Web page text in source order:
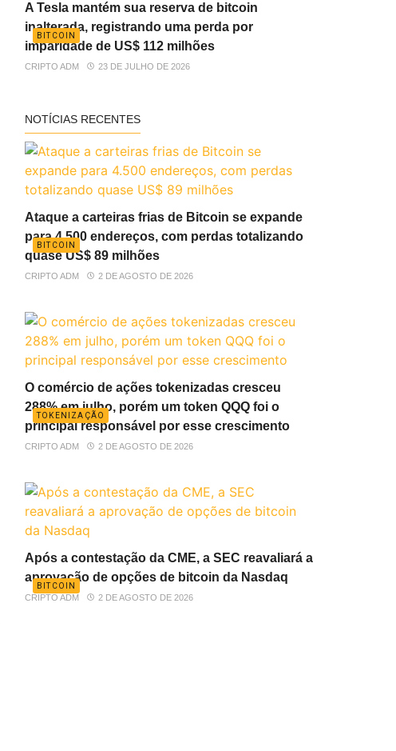
BITCOIN
A Tesla mantém sua reserva de bitcoin
inalterada, registrando uma perda por
imparidade de US$ 112 milhões
CRIPTO ADM 23 DE JULHO DE 2026
NOTÍCIAS RECENTES
BITCOIN
Ataque a carteiras frias de Bitcoin se expande
para 4.500 endereços, com perdas totalizando
quase US$ 89 milhões
CRIPTO ADM 2 DE AGOSTO DE 2026
TOKENIZAÇÃO
O comércio de ações tokenizadas cresceu
288% em julho, porém um token QQQ foi o
principal responsável por esse crescimento
CRIPTO ADM 2 DE AGOSTO DE 2026
BITCOIN
Após a contestação da CME, a SEC reavaliará a
aprovação de opções de bitcoin da Nasdaq
CRIPTO ADM 2 DE AGOSTO DE 2026